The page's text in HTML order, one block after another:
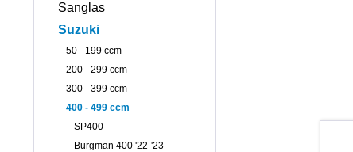
Sanglas
Suzuki
50 - 199 ccm
200 - 299 ccm
300 - 399 ccm
400 - 499 ccm
SP400
Burgman 400 '22-'23